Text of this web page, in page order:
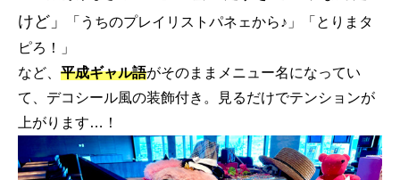
けど」
「うちのプレイリストパネェから♪」「とりまタ
ピろ！」
など、 平成ギャル語がそのままメニュー名になってい
て、デコシール風の装飾付き。見るだけでテンションが
上がります…！